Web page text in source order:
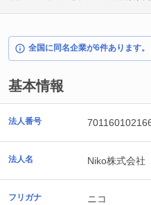
全国に同名企業が6件あります。
基本情報
法人番号
法人名 Niko株式会社
フリガナ ニコ